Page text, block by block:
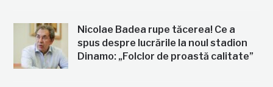
Nicolae Badea rupe tăcerea! Ce a
spus despre lucrările la noul stadion
Dinamo: „Folclor de proastă calitate”